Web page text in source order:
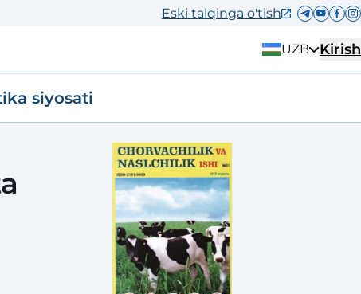
Eski talqinga o'tish
UZB Kirish
siyosati